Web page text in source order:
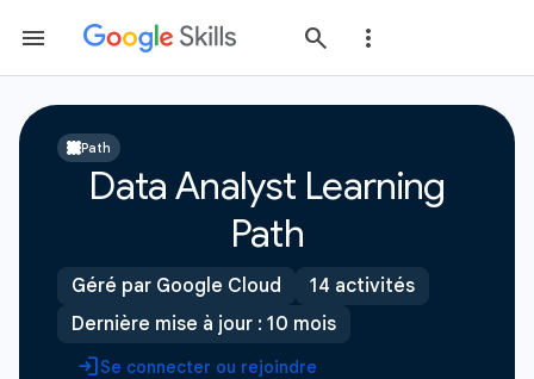
Path
Data Analyst Learning
Path
Géré par Google Cloud
14 activités
Dernière mise à jour : 10 mois
Se connecter ou rejoindre